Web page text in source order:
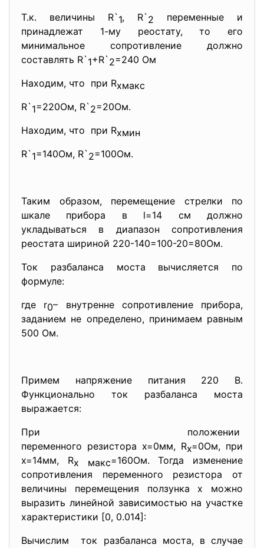
Т.к. величины R`1, R`2 переменные и
принадлежат 1-му реостату, то его
минимальное сопротивление должно
составлять R`1+R`2=240 Ом
Находим, что при Rхмакс
R`1=220Ом, R`2=20Ом.
Находим, что при Rхмин
R`1=140Ом, R`2=100Ом.
Таким образом, перемещение стрелки по
шкале прибора в l=14 см должно
укладываться в диапазон сопротивления
реостата шириной 220-140=100-20=80Ом.
Ток разбаланса моста вычисляется по
формуле:
где r0– внутренне сопротивление прибора,
заданием не определено, принимаем равным
500 Ом.
Примем напряжение питания 220 В.
Функционально ток разбаланса моста
выражается:
При положении
переменного резистора х=0мм, Rх=0Ом, при
х=14мм, Rх макс=160Ом. Тогда изменение
сопротивления переменного резистора от
величины перемещения ползунка х можно
выразить линейной зависимостью на участке
характеристики [0, 0.014]:
Вычислим ток разбаланса моста, в случае